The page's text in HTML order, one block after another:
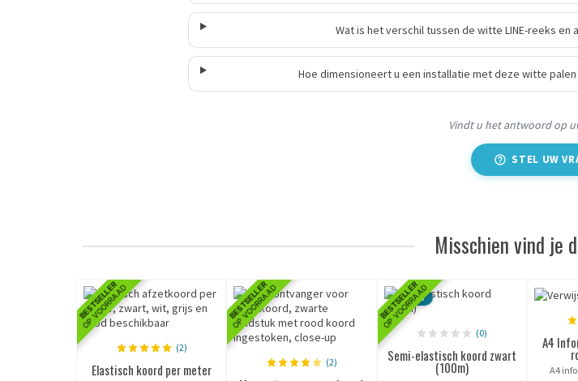
Wat is het verschil tussen de witte LINE-reeks
Hoe dimensioneert u een installatie met deze witte
Vindt u het antwoord op
STEL UW
Misschien vind je
BESTSELLER
OP VOORRAAD
(2)
Elastisch koord per meter
BESTSELLER
OP VOORRAAD
(2)
BESTSELLER
OP VOORRAAD
-50%
(0)
Semi-elastisch koord zwart
(100m)
A4
A4